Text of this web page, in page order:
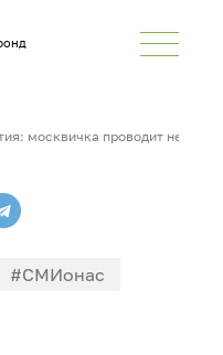
москвичка проводит
#СМИонас